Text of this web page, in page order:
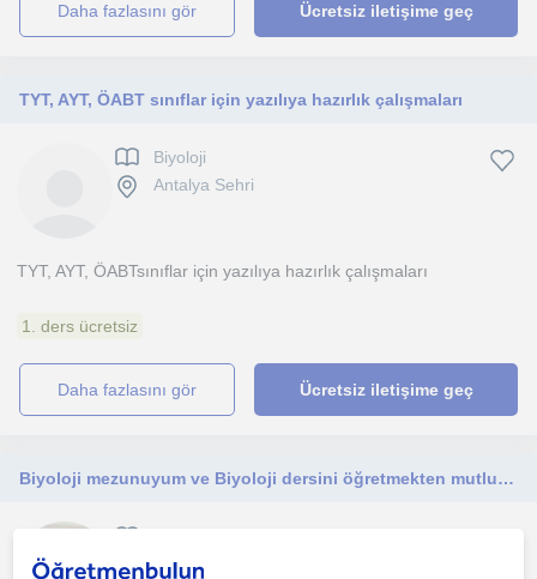
daha fazlasını gör Ücretsiz iletişime geç
TYT, AYT, ÖABT sınıflar için yazılıya hazırlık çalışmaları
Biyoloji
Antalya Sehri
TYT, AYT, ÖABTsınıflar için yazılıya hazırlık çalışmaları
1. ders ücretsiz
daha fazlasını gör Ücretsiz iletişime geç
Biyoloji mezunuyum ve Biyoloji dersini öğretmekten mutluluk duyarım.
Antalya Sehri